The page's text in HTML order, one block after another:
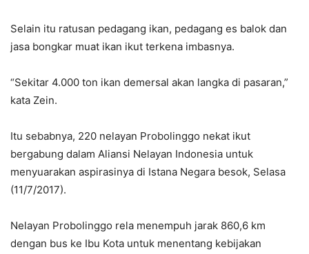
Selain itu ratusan pedagang ikan, pedagang es balok dan
jasa bongkar muat ikan ikut terkena imbasnya.
“Sekitar 4.000 ton ikan demersal akan langka di pasaran,”
kata Zein.
Itu sebabnya, 220 nelayan Probolinggo nekat ikut
bergabung dalam Aliansi Nelayan Indonesia untuk
menyuarakan aspirasinya di Istana Negara besok, Selasa
(11/7/2017).
Nelayan Probolinggo rela menempuh jarak 860,6 km
dengan bus ke Ibu Kota untuk menentang kebijakan